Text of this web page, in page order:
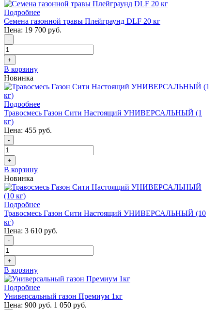
Подробнее
Семена газонной травы Плейграунд DLF 20 кг
Цена: 19 700 руб.
-
+
В корзину
Новинка
Подробнее
Травосмесь Газон Сити Настоящий УНИВЕРСАЛЬНЫЙ (1
кг)
Цена: 455 руб.
-
+
В корзину
Новинка
Подробнее
Травосмесь Газон Сити Настоящий УНИВЕРСАЛЬНЫЙ (10
кг)
Цена: 3 610 руб.
-
+
В корзину
Подробнее
Универсальный газон Премиум 1кг
Цена: 900 руб. 1 050 руб.